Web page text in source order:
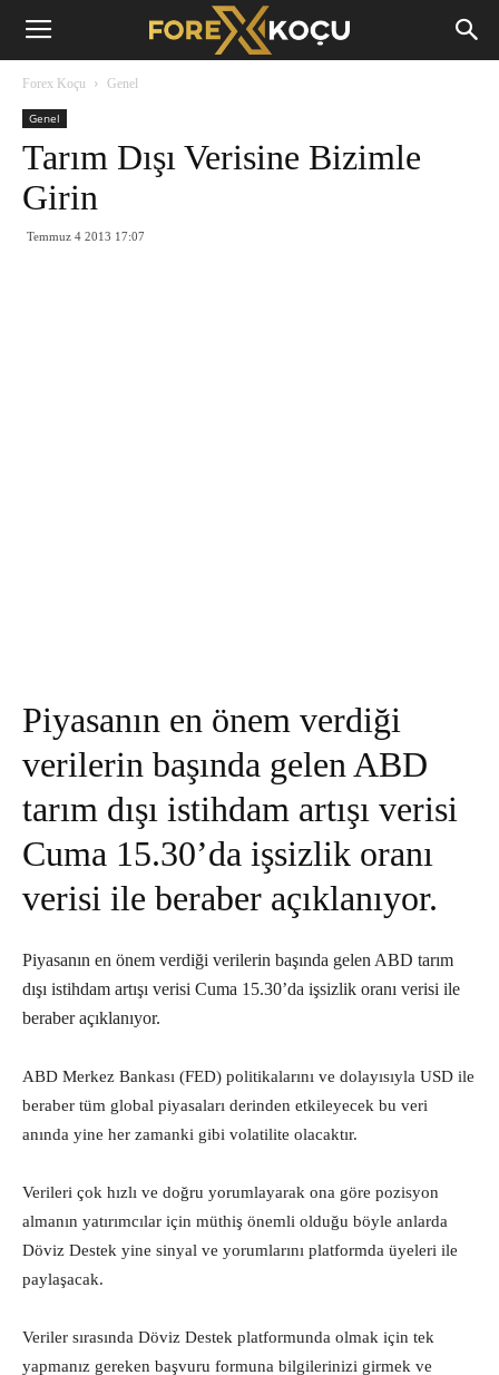
Forex
Forex Koçu Genel
Genel
Tarım Dışı Verisine Bizimle
Girin
Temmuz 4 2013 17:07
Piyasanın en önem verdiği
verilerin başında gelen ABD
tarım dışı istihdam artışı verisi
Cuma 15.30’da işsizlik oranı
verisi ile beraber açıklanıyor.
Piyasanın en önem verdiği verilerin başında gelen ABD tarım
dışı istihdam artışı verisi Cuma 15.30’da işsizlik oranı verisi ile
beraber açıklanıyor.
ABD Merkez Bankası (FED) politikalarını ve dolayısıyla USD ile
beraber tüm global piyasaları derinden etkileyecek bu veri
anında yine her zamanki gibi volatilite olacaktır.
Verileri çok hızlı ve doğru yorumlayarak ona göre pozisyon
almanın yatırımcılar için müthiş önemli olduğu böyle anlarda
Döviz Destek yine sinyal ve yorumlarını platformda üyeleri ile
paylaşacak.
Veriler sırasında Döviz Destek platformunda olmak için tek
yapmanız gereken başvuru formuna bilgilerinizi girmek ve